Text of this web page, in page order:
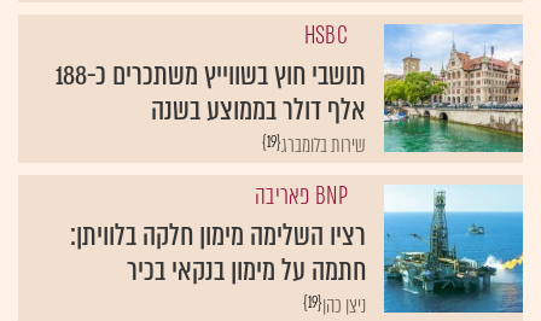
HSBC
תושבי חוץ בשווייץ משתכרים כ-188
אלף דולר בממוצע בשנה
{19}שירות בלומברג
BNP פאריבה
רציו השלימה מימון חלקה בלוויתן:
חתמה על מימון בנקאי בכיר
{19}ניצן כהן